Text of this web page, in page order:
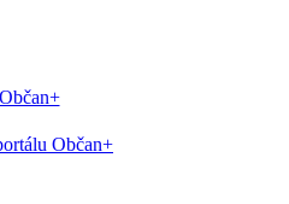
Občan+